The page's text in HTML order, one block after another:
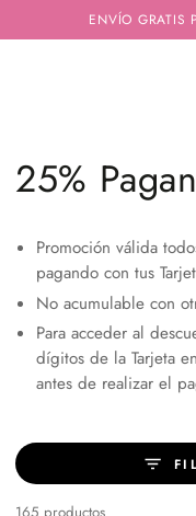
CONTENIDOENVÍO GRATIS
Colección:
25%
Promoción válida
pagando con tus
No acumulable con
Para acceder al
dígitos de la Tarjeta
antes de realizar el